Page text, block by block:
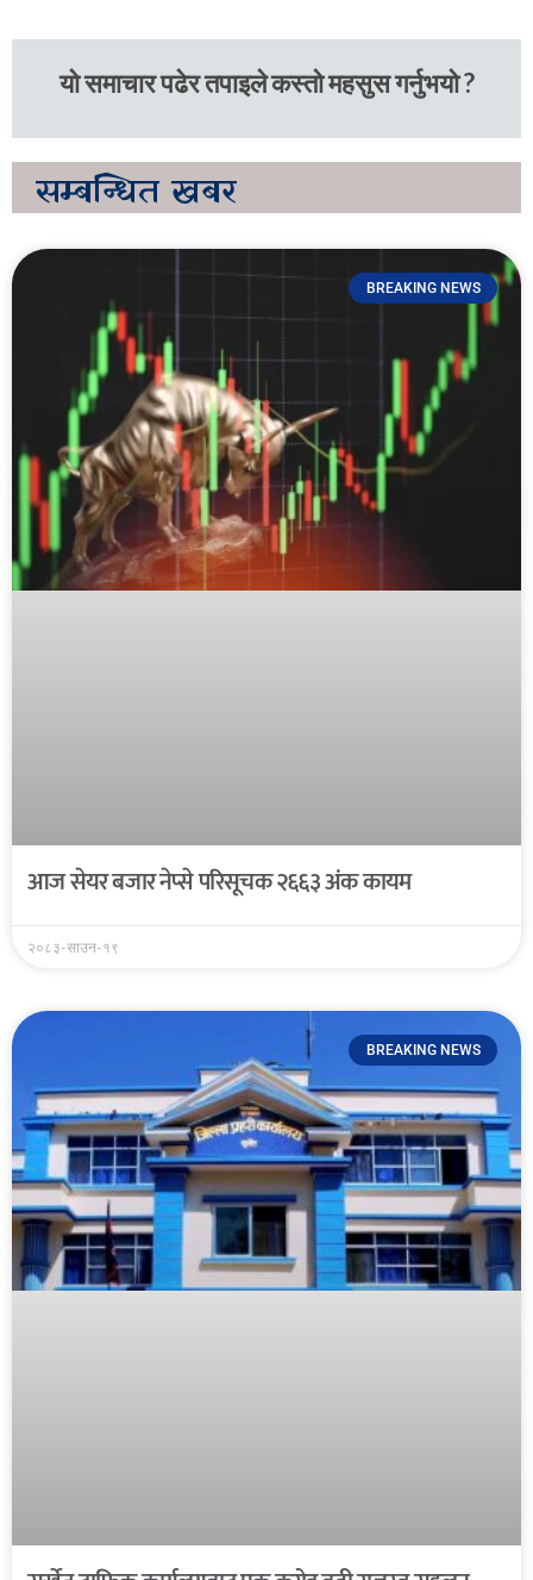
यो समाचार पढेर तपाइले कस्तो महसुस गर्नुभयो ?
सम्बन्धित खबर
BREAKING NEWS
आज सेयर बजार नेप्से परिसूचक २६६३ अंक कायम
२०८३-साउन-१९
BREAKING NEWS